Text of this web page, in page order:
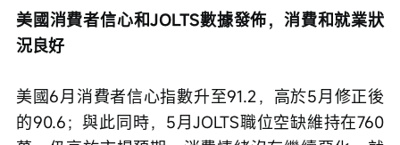
美國消費者信心和JOLTS數據發佈，消費和就業狀
況良好
美國6月消費者信心指數升至91.2，高於5月修正後
的90.6；與此同時，5月JOLTS職位空缺維持在760